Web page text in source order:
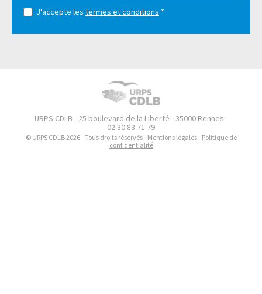
J'accepte les termes et conditions *
URPS CDLB - 25 boulevard de la Liberté - 35000 Rennes -
02 30 83 71 79
© URPS CDLB 2026 - Tous droits réservés - Mentions légales- Politique de
confidentialité